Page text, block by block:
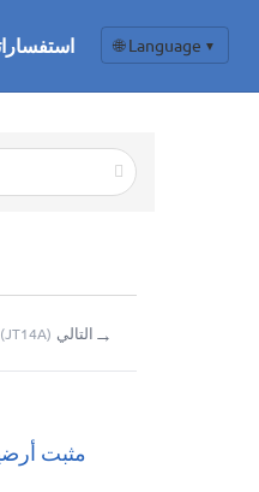
🌐 Language ▼
(JT14A) التالي →
مثبت